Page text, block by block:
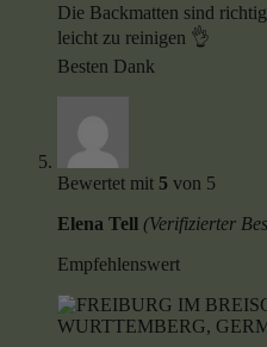
Die Backmatten sind
leicht zu reinigen 👌
Besten Dank
Bewertet mit 5 von 5
Elena Tell (Verifizierter
Empfehlenswert